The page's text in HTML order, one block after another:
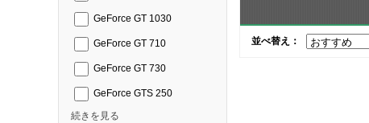
GeForce GT 1030
GeForce GT 710
GeForce GT 730
GeForce GTS 250
続きを見る
並べ替え：